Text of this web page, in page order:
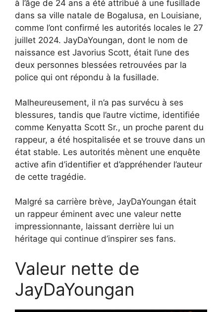
à l’âge de 24 ans a été attribué à une fusillade
dans sa ville natale de Bogalusa, en Louisiane,
comme l’ont confirmé les autorités locales le 27
juillet 2024. JayDaYoungan, dont le nom de
naissance est Javorius Scott, était l’une des
deux personnes blessées retrouvées par la
police qui ont répondu à la fusillade.
Malheureusement, il n’a pas survécu à ses
blessures, tandis que l’autre victime, identifiée
comme Kenyatta Scott Sr., un proche parent du
rappeur, a été hospitalisée et se trouve dans un
état stable. Les autorités mènent une enquête
active afin d’identifier et d’appréhender l’auteur
de cette tragédie.
Malgré sa carrière brève, JayDaYoungan était
un rappeur éminent avec une valeur nette
impressionnante, laissant derrière lui un
héritage qui continue d’inspirer ses fans.
Valeur nette de
JayDaYoungan